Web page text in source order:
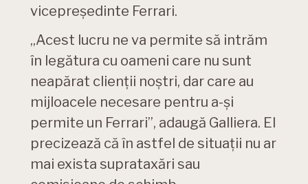
vicepreședinte Ferrari.
„Acest lucru ne va permite să intrăm
în legătura cu oameni care nu sunt
neapărat clienții noștri, dar care au
mijloacele necesare pentru a-și
permite un Ferrari”, adaugă Galliera. El
precizează că în astfel de situații nu ar
mai exista suprataxări sau